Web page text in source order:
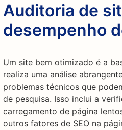
Auditoria de
desempenho
Um site bem otimizado é a
realiza uma análise
problemas técnicos que
de pesquisa. Isso inclui a
carregamento de página
outros fatores de SEO na